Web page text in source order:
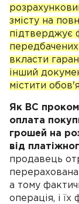
змісту на
підтверджує
вкласти
інший
містити
Як ВС
оплата
грошей на
від
продавець
а тому
операція, і